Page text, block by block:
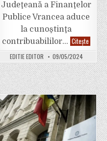
Judeţeană a Finanţelor
Publice Vrancea aduce
la cunoştinţa
contribuabililor… Citește
vor
ziua
de
2
mai.
EDITIE EDITOR 09/05/2024
Posted
in